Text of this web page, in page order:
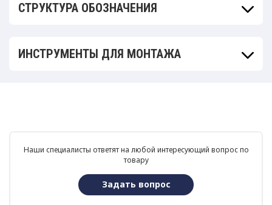
СТРУКТУРА ОБОЗНАЧЕНИЯ
ИНСТРУМЕНТЫ ДЛЯ МОНТАЖА
Наши специалисты ответят на любой интересующий вопрос по
товару
Задать вопрос